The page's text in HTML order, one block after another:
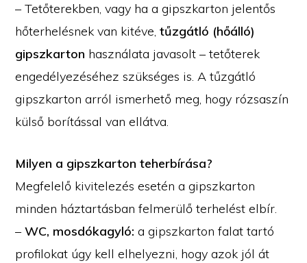
– Tetőterekben, vagy ha a gipszkarton jelentős
hőterhelésnek van kitéve,tűzgátló (hőálló)
gipszkarton használata javasolt – tetőterek
engedélyezéséhez szükséges is. A tűzgátló
gipszkarton arról ismerhető meg, hogy rózsaszín
külső borítással van ellátva.
Milyen a gipszkarton teherbírása?
Megfelelő kivitelezés esetén a gipszkarton
minden háztartásban felmerülő terhelést elbír.
–WC, mosdókagyló: a gipszkarton falat tartó
profilokat úgy kell elhelyezni, hogy azok jól át